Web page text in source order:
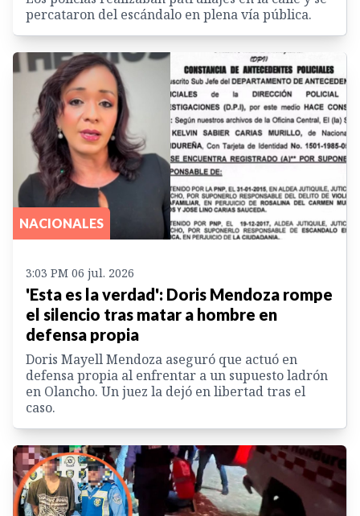
percataron del escándalo en plena vía pública.
NACIONALES
3:03 PM 06 jul. 2026
'Esta es la verdad': Doris Mendoza rompe
el silencio tras matar a hombre en
defensa propia
Doris Mayell Mendoza aseguró que actuó en
defensa propia al enfrentar a un supuesto ladrón
en Olancho. Un juez la dejó en libertad tras el
caso.